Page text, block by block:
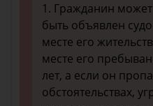
1. Гражданин может
быть объявлен
месте его
месте его
лет, а если он
обстоятельствах,